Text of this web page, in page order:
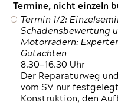
Termine, nicht einzeln
Termin 1/2:
Schadensbewertung
Motorrädern:
Gutachten
8.30—16.30 Uhr
Der Reparaturweg
vom SV nur
Konstruktion, den